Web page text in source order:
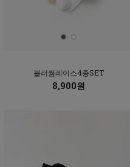
블러썸레이스4종SET
8,900원